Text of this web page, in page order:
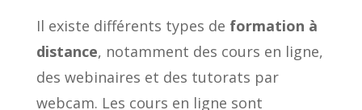
Il existe différents types de formation à
distance, notamment des cours en ligne,
des webinaires et des tutorats par
webcam. Les cours en ligne sont